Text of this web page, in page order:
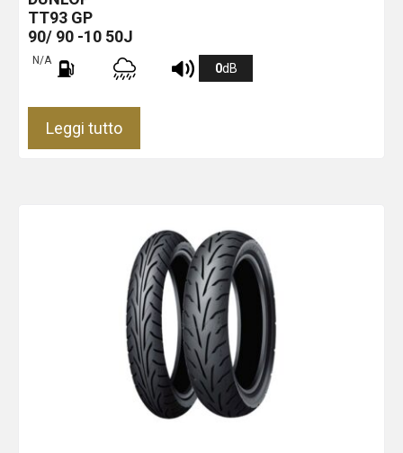
TT93 GP
90/ 90 -10 50J
N/A
0dB
Leggi tutto